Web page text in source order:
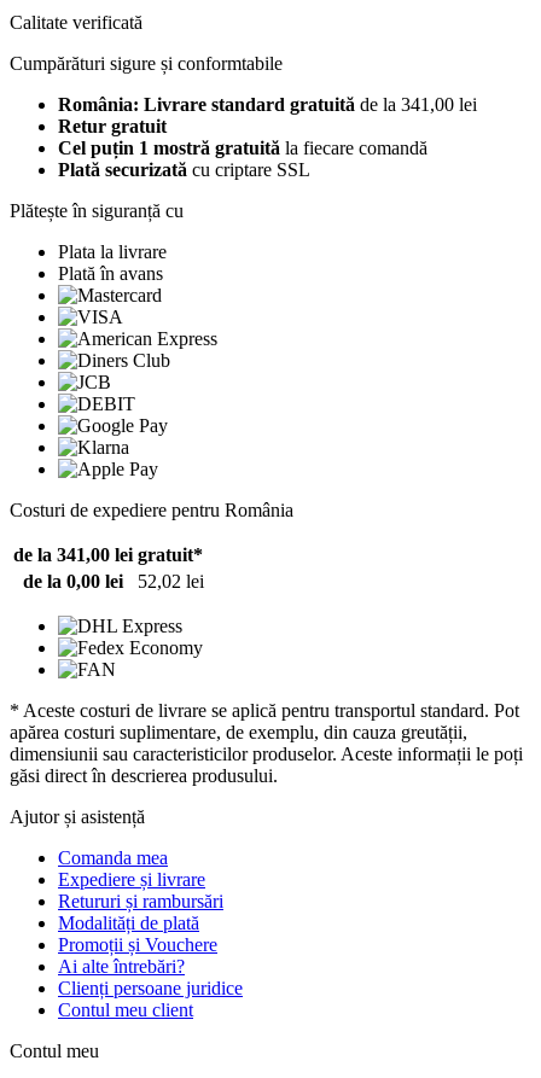
Calitate verificată
Cumpărături sigure și conformtabile
România: Livrare standard gratuită de la 341,00 lei
Retur gratuit
Cel puțin 1 mostră gratuită la fiecare comandă
Plată securizată cu criptare SSL
Plătește în siguranță cu
Plata la livrare
Plată în avans
Costuri de expediere pentru România
de la 341,00 lei gratuit*
de la 0,00 lei
52,02 lei
* Aceste costuri de livrare se aplică pentru transportul standard. Pot
apărea costuri suplimentare, de exemplu, din cauza greutății,
dimensiunii sau caracteristicilor produselor. Aceste informații le poți
găsi direct în descrierea produsului.
Ajutor și asistență
Comanda mea
Expediere și livrare
Retururi și rambursări
Modalități de plată
Promoții și Vouchere
Ai alte întrebări?
Clienți persoane juridice
Contul meu client
Contul meu